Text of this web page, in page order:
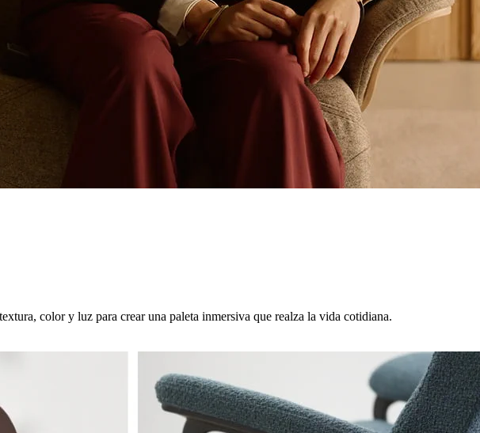
color y luz para crear una paleta inmersiva que realza la vida cotidiana.